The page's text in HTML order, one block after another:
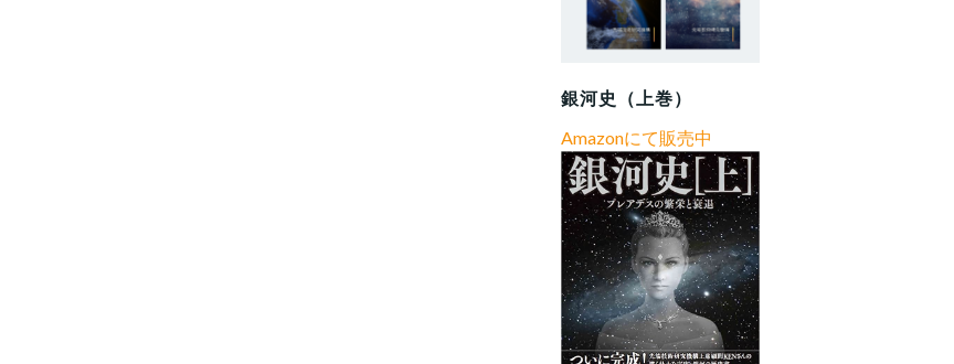
銀河史（上巻）
Amazonにて販売中